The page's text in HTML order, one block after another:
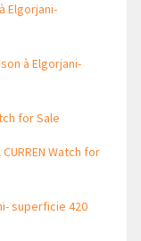
Elgorjani-
à Elgorjani-
for Sale
Watch for
superficie 420